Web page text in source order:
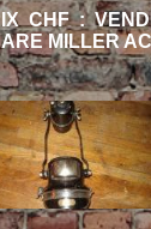
CHF :
MILLER